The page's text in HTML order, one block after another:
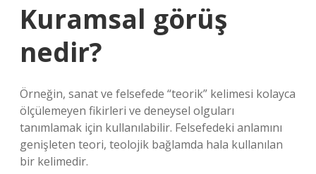
Kuramsal görüş
nedir?
Örneğin, sanat ve felsefede “teorik” kelimesi kolayca
ölçülemeyen fikirleri ve deneysel olguları
tanımlamak için kullanılabilir. Felsefedeki anlamını
genişleten teori, teolojik bağlamda hala kullanılan
bir kelimedir.